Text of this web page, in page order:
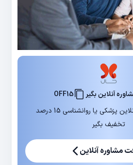
آنلاین بگیر
OFF15
در اولین مشاوره آنلاین پزشکی یا روانشناسی 15 درصد
تخفیف بگیر
مشاوره آنلاین